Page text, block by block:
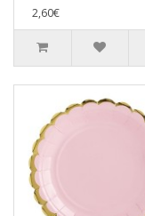
2,60€